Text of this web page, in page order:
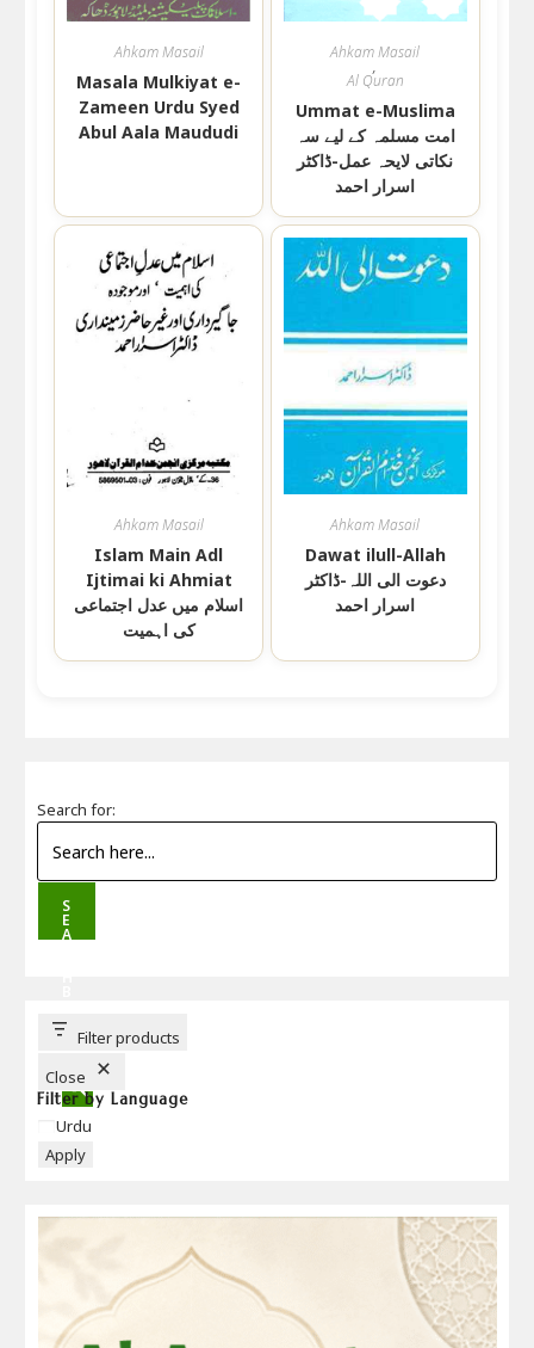
Ahkam Masail
Masala Mulkiyat e-
Zameen Urdu Syed
Abul Aala Maududi
Ahkam Masail
,
Al Quran
Ummat e-Muslima
امت مسلمہ کے لیے سہ
نکاتی لایحہ عمل-ڈاکٹر
اسرار احمد
Ahkam Masail
Islam Main Adl
Ijtimai ki Ahmiat
اسلام میں عدل اجتماعی
کی اہمیت
Ahkam Masail
Dawat ilull-Allah
دعوت الی اللہ-ڈاکٹر
اسرار احمد
Search for:
S
E
A
T
T
Filter products
Close
Filter by Language
Language
Urdu
Apply